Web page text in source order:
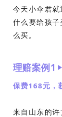
今天小伞君
什么要给孩
么买。
理赔案例1
保费168元，
来自山东的